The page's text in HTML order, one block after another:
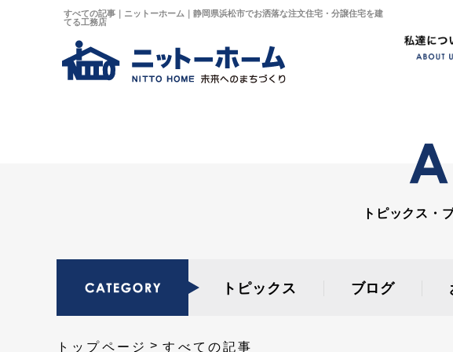
すべての記事｜ニットーホーム｜静岡県浜松市でお洒落な注文住宅・分譲住宅を建
てる工務店
トピックス・
トピックス ブログ
トップページ すべての記事